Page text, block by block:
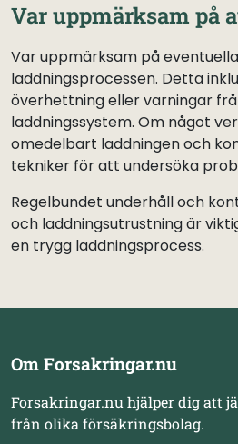
Var uppmärksam på
Var uppmärksam på
laddningsprocessen. Detta
överhettning eller varningar
laddningssystem. Om något
omedelbart laddningen och
tekniker för att undersöka
Regelbundet underhåll och
och laddningsutrustning är
en trygg laddningsprocess.
Om Forsakringar.nu
Forsakringar.nu hjälper dig att
från olika försäkringsbolag.